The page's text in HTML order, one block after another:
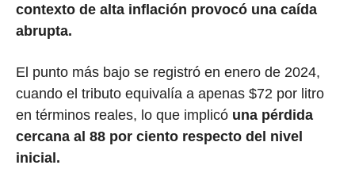
contexto de alta inflación provocó una caída
abrupta.
El punto más bajo se registró en enero de 2024,
cuando el tributo equivalía a apenas $72 por litro
en términos reales, lo que implicó una pérdida
cercana al 88 por ciento respecto del nivel
inicial.